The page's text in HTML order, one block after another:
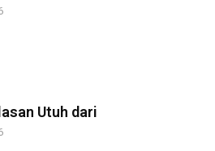
Utuh dari